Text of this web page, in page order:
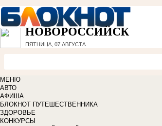
НОВОРОССИЙСК
ПЯТНИЦА, 07 АВГУСТА
МЕНЮ
АВТО
АФИША
БЛОКНОТ ПУТЕШЕСТВЕННИКА
ЗДОРОВЬЕ
КОНКУРСЫ